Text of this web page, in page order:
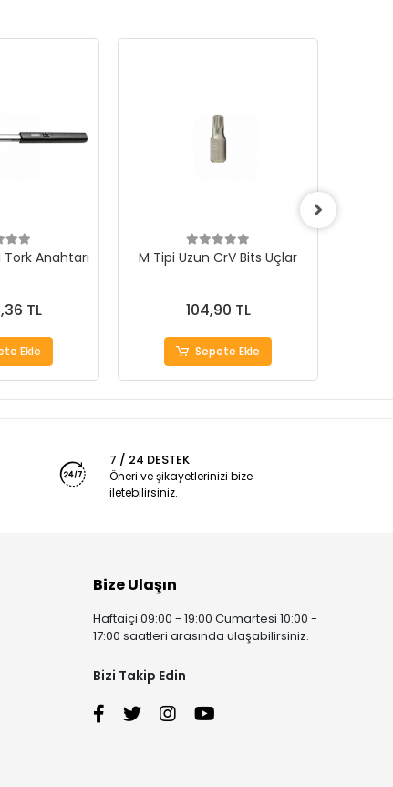
Anahtarı
TL
Ekle
M Tipi Uzun CrV Bits Uçlar
104,90 TL
Sepete Ekle
7 / 24 DESTEK
Öneri ve şikayetlerinizi bize
iletebilirsiniz.
Bize Ulaşın
Haftaiçi 09:00 - 19:00 Cumartesi 10:00 -
17:00 saatleri arasında ulaşabilirsiniz.
Bizi Takip Edin